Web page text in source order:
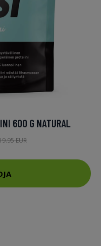
600 G NATURAL
EUR